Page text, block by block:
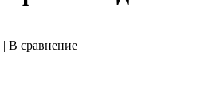
| В сравнение